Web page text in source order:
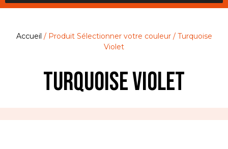
Accueil / Produit Sélectionner votre couleur / Turquoise
Violet
Turquoise Violet